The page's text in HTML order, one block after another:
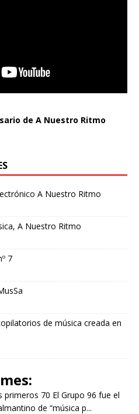
de A Nuestro Ritmo
A Nuestro Ritmo
A Nuestro Ritmo
7
de música creada en
primeros 70 El Grupo 96 fue el
de “música p...